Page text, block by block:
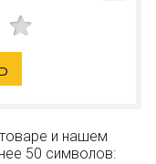
игрушки по
и нашем
50 символов: